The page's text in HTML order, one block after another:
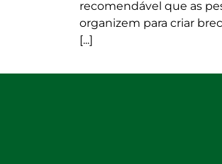
recomendável que as
organizem para criar
[...]